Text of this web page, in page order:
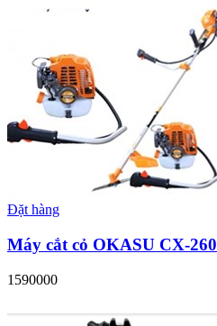
Đặt hàng
Máy cắt cỏ OKASU CX-260
1590000